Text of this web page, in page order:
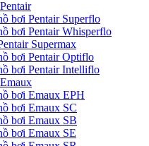
bơi Pentair Superflo
bơi Pentair Whisperflo
Supermax
bơi Pentair Optiflo
bơi Pentair Intelliflo
bơi Emaux EPH
bơi Emaux SC
bơi Emaux SB
bơi Emaux SE